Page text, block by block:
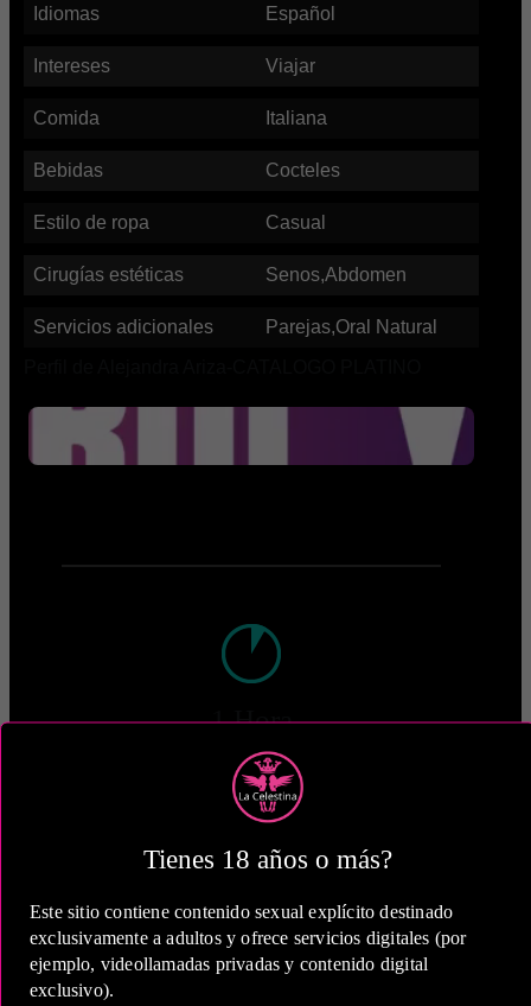
Tienes 18 años o más?
Este sitio contiene contenido sexual explícito destinado
exclusivamente a adultos y ofrece servicios digitales (por
ejemplo, videollamadas privadas y contenido digital
exclusivo).
Idiomas Español
Intereses Viajar
Comida Italiana
Bebidas Cocteles
Estilo de ropa Casual
Cirugías estéticas Senos,Abdomen
Servicios adicionales Parejas,Oral Natural
1 Hora
COP 650,000.00
2 Horas
COP 1,100,000.00